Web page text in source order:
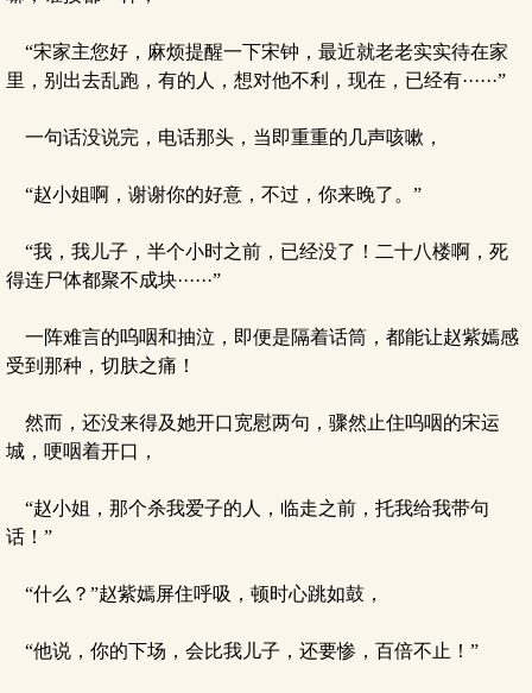
“宋家主您好，麻烦提醒一下宋钟，最近就老老实实待在家
里，别出去乱跑，有的人，想对他不利，现在，已经有······”
一句话没说完，电话那头，当即重重的几声咳嗽，
“赵小姐啊，谢谢你的好意，不过，你来晚了。”
“我，我儿子，半个小时之前，已经没了！二十八楼啊，死
得连尸体都聚不成块······”
一阵难言的呜咽和抽泣，即便是隔着话筒，都能让赵紫嫣感
受到那种，切肤之痛！
然而，还没来得及她开口宽慰两句，骤然止住呜咽的宋运
城，哽咽着开口，
“赵小姐，那个杀我爱子的人，临走之前，托我给我带句
话！”
“什么？”赵紫嫣屏住呼吸，顿时心跳如鼓，
“他说，你的下场，会比我儿子，还要惨，百倍不止！”